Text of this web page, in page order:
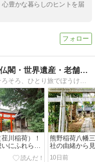
豊かな暮らしのヒントを届
大人女性一人旅ガイド｜神社仏閣・世界遺産・老舗＝たびそろ
川稲荷）！
にふれられ
京都品川
熊野稲荷八幡
社の由緒から
野とのご縁(東
10日前